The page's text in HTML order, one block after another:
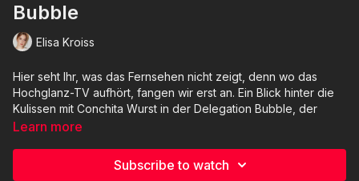
Bubble
Elisa Kroiss
Hier seht Ihr, was das Fernsehen nicht zeigt, denn wo das
Hochglanz-TV aufhört, fangen wir erst an. Ein Blick hinter die
Kulissen mit Conchita Wurst in der Delegation Bubble, der
Halle bei Putzlicht, und in den Kommentatorenkabinen beim
Basel-Backstage mit Conchita Wurst wird im Auftrag des ORF
Learn more
Subscribe to watch